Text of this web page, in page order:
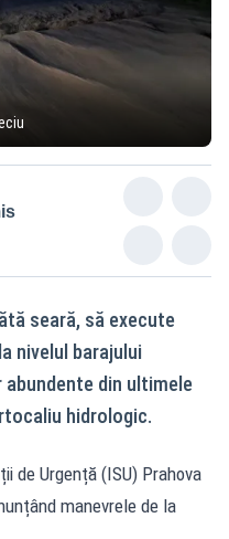
seară, să execute
nivelul barajului
din ultimele
hidrologic.
de Urgență (ISU) Prahova
manevrele de la